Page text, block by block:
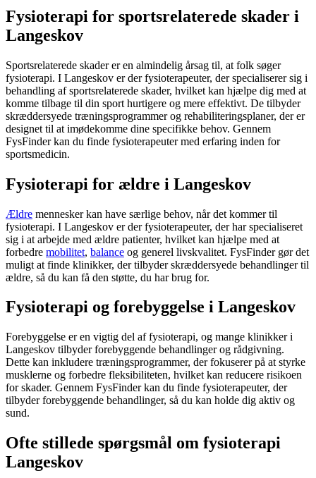
Fysioterapi for sportsrelaterede skader i
Langeskov
Sportsrelaterede skader er en almindelig årsag til, at folk søger
fysioterapi. I Langeskov er der fysioterapeuter, der specialiserer sig i
behandling af sportsrelaterede skader, hvilket kan hjælpe dig med at
komme tilbage til din sport hurtigere og mere effektivt. De tilbyder
skræddersyede træningsprogrammer og rehabiliteringsplaner, der er
designet til at imødekomme dine specifikke behov. Gennem
FysFinder kan du finde fysioterapeuter med erfaring inden for
sportsmedicin.
Fysioterapi for ældre i Langeskov
Ældre mennesker kan have særlige behov, når det kommer til
fysioterapi. I Langeskov er der fysioterapeuter, der har specialiseret
sig i at arbejde med ældre patienter, hvilket kan hjælpe med at
forbedre mobilitet, balance og generel livskvalitet. FysFinder gør det
muligt at finde klinikker, der tilbyder skræddersyede behandlinger til
ældre, så du kan få den støtte, du har brug for.
Fysioterapi og forebyggelse i Langeskov
Forebyggelse er en vigtig del affysioterapi, og mange klinikker i
Langeskov tilbyder forebyggende behandlinger og rådgivning.
Dette kan inkludere træningsprogrammer, der fokuserer på at styrke
musklerne og forbedre fleksibiliteten, hvilket kan reducere risikoen
for skader. Gennem FysFinder kan du finde fysioterapeuter, der
tilbyder forebyggende behandlinger, så du kan holde dig aktiv og
sund.
Ofte stillede spørgsmål om fysioterapi
Langeskov